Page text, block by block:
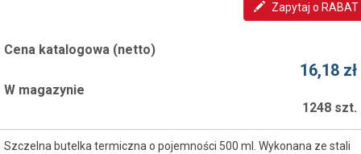
Zapytaj o RABAT
Cena katalogowa (netto)
16,18 zł
W magazynie
1248 szt.
Szczelna butelka termiczna o pojemności 500 ml. Wykonana ze stali